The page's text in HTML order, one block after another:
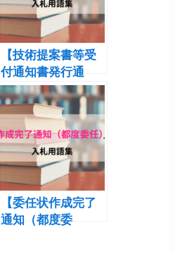
【技術提案書等受
付通知書発行通
知】（ぎじゅつて
いあんしょとうう
けつけつうちしょ
はっこうつうち）
【委任状作成完了
通知（都度委